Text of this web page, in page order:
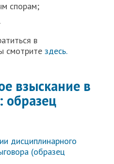
спорам;
в
смотритездесь.
взыскание в
образец
дисциплинарного
(образец